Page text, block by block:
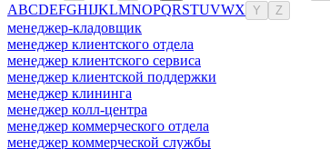
ABCDEFGHIJKLMNOPQRSTUVWX Y Z
менеджер-кладовщик
менеджер клиентского отдела
менеджер клиентского сервиса
менеджер клиентской поддержки
менеджер клининга
менеджер колл-центра
менеджер коммерческого отдела
менеджер коммерческой службы